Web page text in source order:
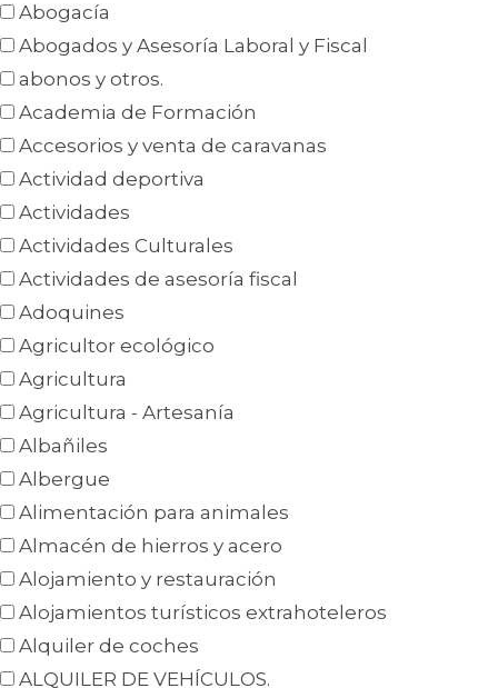
Abogacía
Abogados y Asesoría Laboral y Fiscal
abonos y otros.
Academia de Formación
Accesorios y venta de caravanas
Actividad deportiva
Actividades
Actividades Culturales
Actividades de asesoría fiscal
Adoquines
Agricultor ecológico
Agricultura
Agricultura - Artesanía
Albañiles
Albergue
Alimentación para animales
Almacén de hierros y acero
Alojamiento y restauración
Alojamientos turísticos extrahoteleros
Alquiler de coches
ALQUILER DE VEHÍCULOS.